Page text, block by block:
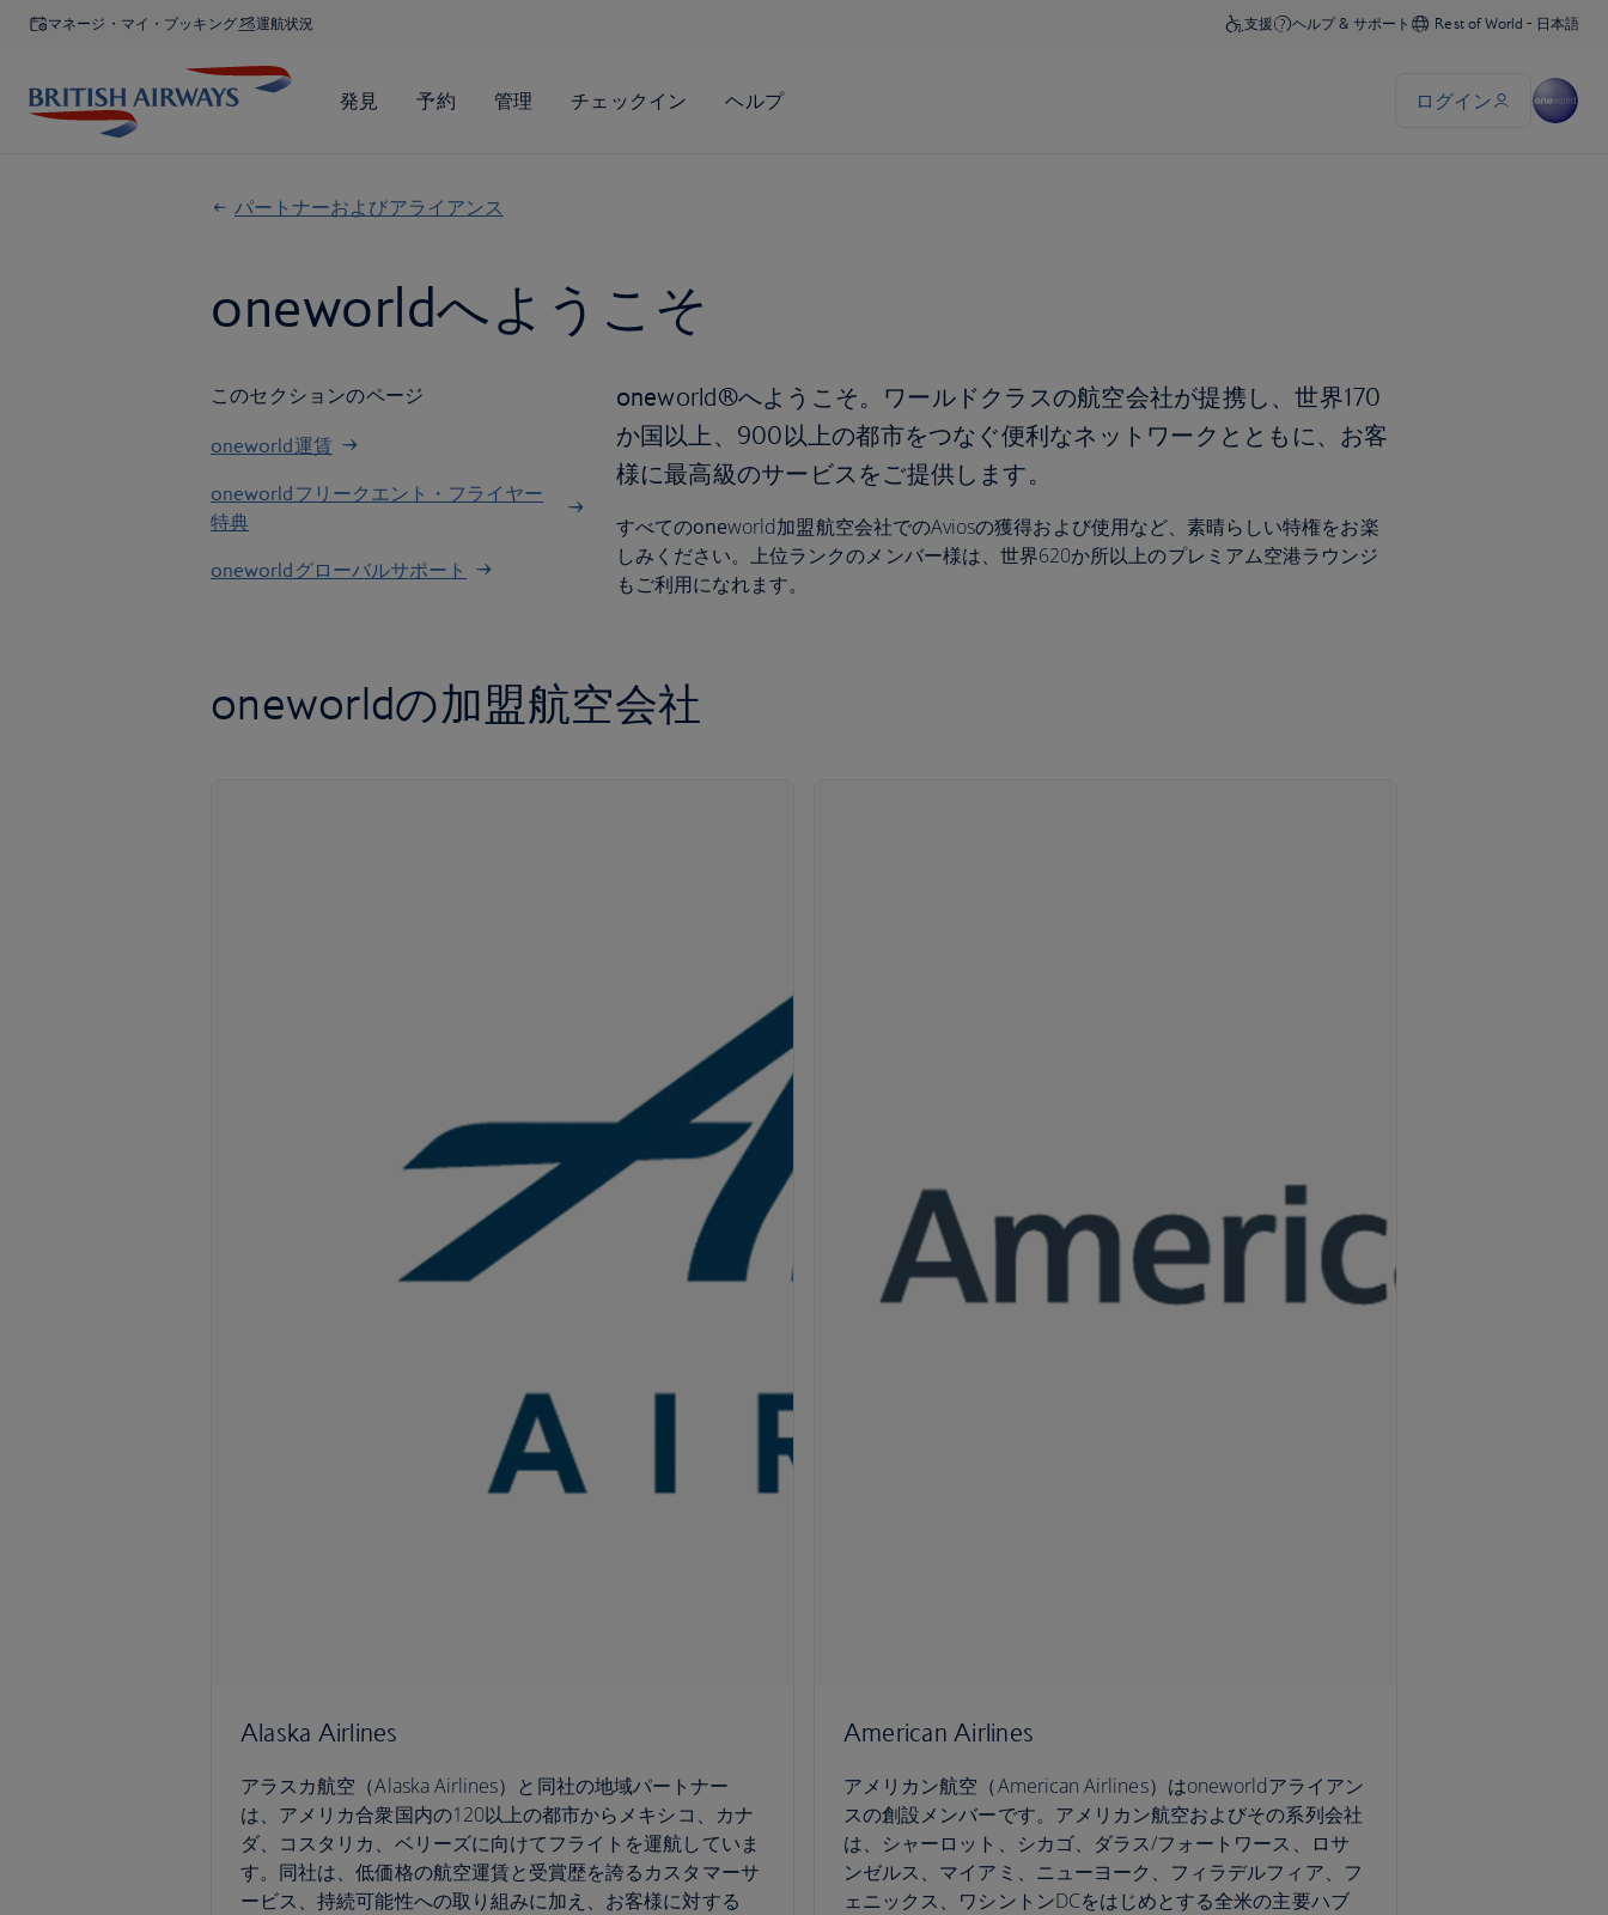
マネージ・マイ・ブッキング 運航状況
パートナーおよびアライアンス
oneworldへようこそ
このセクションのページ
oneworld運賃
oneworldフリークエント・フライヤー
特典
oneworldグローバルサポート
oneworld®へようこそ。ワールドクラスの航空会社が提携し、世界170
か国以上、900以上の都市をつなぐ便利なネットワークとともに、お客
様に最高級のサービスをご提供します。
すべてのoneworld加盟航空会社でのAviosの獲得および使用など、素晴らしい特権をお楽
しみください。上位ランクのメンバー様は、世界620か所以上のプレミアム空港ラウンジ
もご利用になれます。
oneworldの加盟航空会社
Alaska Airlines
アラスカ航空（Alaska Airlines）と同社の地域パートナー
は、アメリカ合衆国内の120以上の都市からメキシコ、カナ
ダ、コスタリカ、ベリーズに向けてフライトを運航していま
す。同社は、低価格の航空運賃と受賞歴を誇るカスタマーサ
ービス、持続可能性への取り組みに加え、お客様に対する
American Airlines
アメリカン航空（American Airlines）はoneworldアライアン
スの創設メンバーです。アメリカン航空およびその系列会社
は、シャーロット、シカゴ、ダラス/フォートワース、ロサ
ンゼルス、マイアミ、ニューヨーク、フィラデルフィア、フ
ェニックス、ワシントンDCをはじめとする全米の主要ハブ